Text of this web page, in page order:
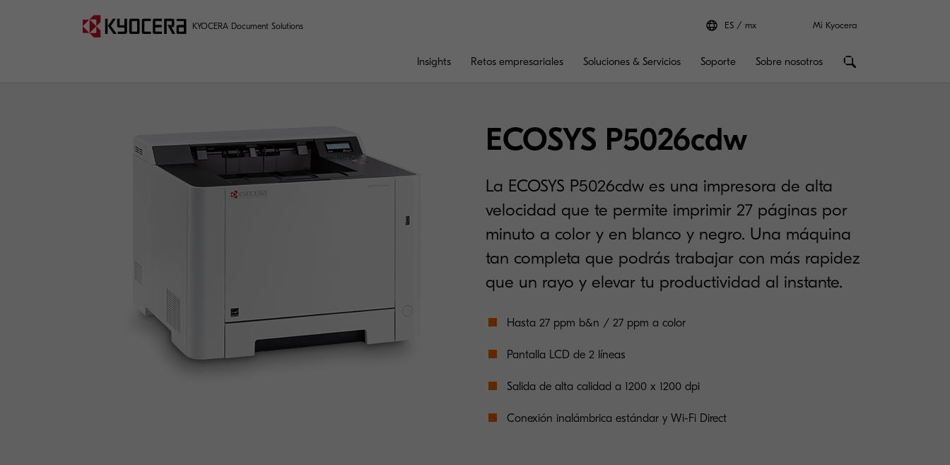
KYOCERA Document Solutions ES mx Mi Kyocera
Insights Retos empresariales Soluciones & Servicios Soporte Sobre nosotros
ECOSYS P5026cdw
La ECOSYS P5026cdw es una impresora de alta
velocidad que te permite imprimir 27 páginas por
minuto a color y en blanco y negro. Una máquina
tan completa que podrás trabajar con más rapidez
que un rayo y elevar tu productividad al instante.
Hasta 27 ppm b&n / 27 ppm a color
Pantalla LCD de 2 líneas
Salida de alta calidad a 1200 x 1200 dpi
Conexión inalámbrica estándar y Wi-Fi Direct